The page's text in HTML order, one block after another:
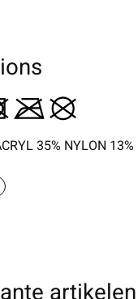
35% NYLON 13%